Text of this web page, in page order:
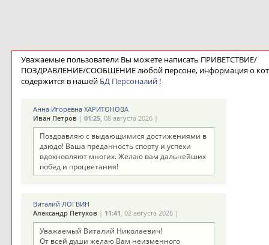
Уважаемые пользователи Вы можете написать ПРИВЕТСТВИЕ/
ПОЗДРАВЛЕНИЕ/СООБЩЕНИЕ любой персоне, информация о
содержится в нашей БД Персоналий!
Анна Игоревна ХАРИТОНОВА
Иван Петров| 01:25, 08 августа 2026 |
Поздравляю с выдающимися достижениями в
дзюдо! Ваша преданность спорту и успехи
вдохновляют многих. Желаю вам дальнейших
побед и процветания!
Виталий ЛОГВИН
Александр Петухов| 11:41, 02 августа 2026 |
Уважаемый Виталий Николаевич!
От всей души желаю Вам неизменного